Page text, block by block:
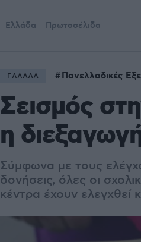
Ελλάδα Πρωτοσέλιδα
ΕΛΛΑΔΑ Πανελλαδικές
Σεισμός
η
Σύμφωνα με τους
δονήσεις, όλες οι
κέντρα έχουν ελεγχθεί